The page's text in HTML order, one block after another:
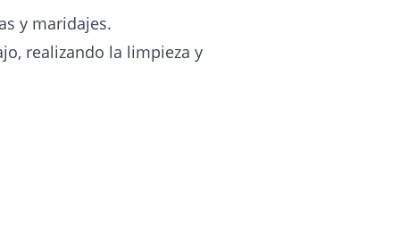
y maridajes.
realizando la limpieza y